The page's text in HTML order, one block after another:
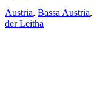
Austria, Bassa Austria,
der Leitha